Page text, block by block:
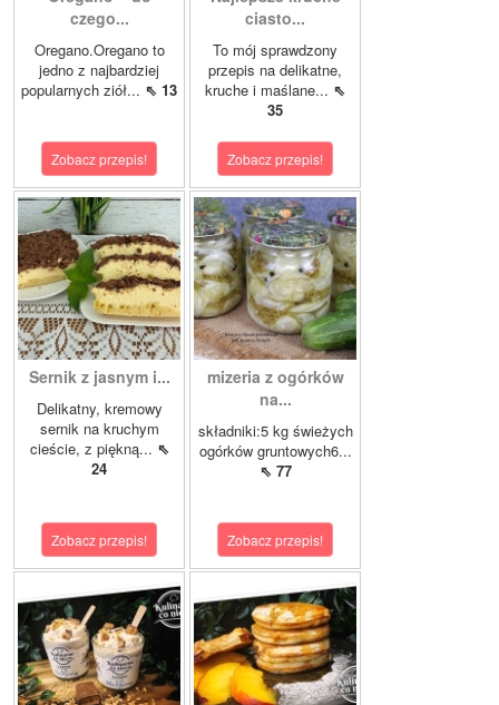
czego...
Oregano.Oregano to
jedno z najbardziej
popularnych ziół... ⇖ 13
Zobacz przepis!
ciasto...
To mój sprawdzony
przepis na delikatne,
kruche i maślane... ⇖
35
Zobacz przepis!
Sernik z jasnym i...
Delikatny, kremowy
sernik na kruchym
cieście, z piękną... ⇖
24
Zobacz przepis!
mizeria z ogórków
na...
składniki:5 kg świeżych
ogórków gruntowych6...
⇖ 77
Zobacz przepis!